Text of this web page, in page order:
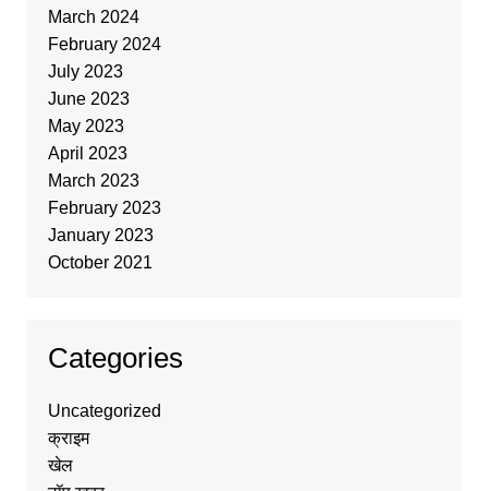
March 2024
February 2024
July 2023
June 2023
May 2023
April 2023
March 2023
February 2023
January 2023
October 2021
Categories
Uncategorized
क्राइम
खेल